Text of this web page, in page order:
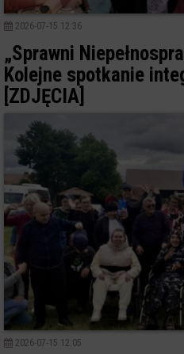
2026-07-15 12:36
„Sprawni
Kolejne spotkanie
[ZDJĘCIA]
2026-07-15 12:05